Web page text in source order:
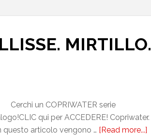
MIRTILLO.
Cerchi un COPRIWATER serie
qui per ACCEDERE! Copriwater.
questo articolo vengono … [Read more...]